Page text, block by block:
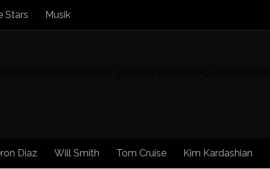
Stars Musik
Diaz Will Smith Tom Cruise Kim Kardashian